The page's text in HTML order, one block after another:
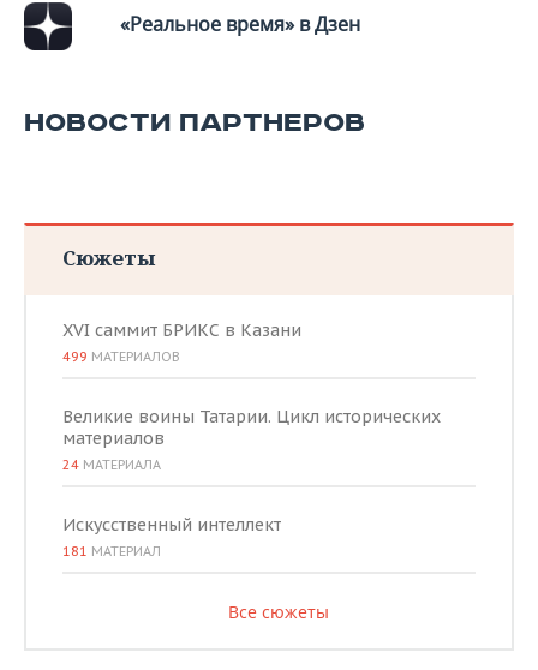
«Реальное время» в Дзен
НОВОСТИ ПАРТНЕРОВ
Сюжеты
XVI саммит БРИКС в Казани
499 МАТЕРИАЛОВ
Великие воины Татарии. Цикл исторических
материалов
24 МАТЕРИАЛА
Искусственный интеллект
181 МАТЕРИАЛ
Все сюжеты